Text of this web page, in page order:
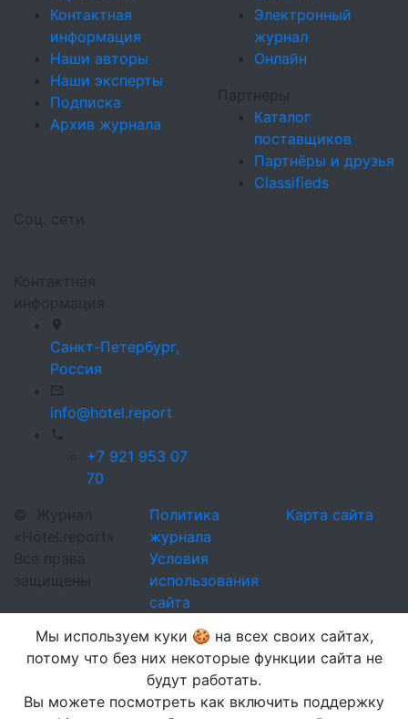
Контактная
информация
Наши авторы
Наши эксперты
Подписка
Архив журнала
Электронный
журнал
Онлайн
Партнеры
Каталог
поставщиков
Партнёры и друзья
Classifieds
Соц. сети
Контактная
информация
Санкт-Петербург,
Россия
info@hotel.report
+7 921 953 07
70
©
Журнал
«Hotel.report»
Все права
защищены
Политика
журнала
Условия
использования
сайта
Карта сайта
Мы используем куки 🍪 на всех своих сайтах,
потому что без них некоторые функции сайта не
будут работать.
Вы можете посмотреть как включить поддержку